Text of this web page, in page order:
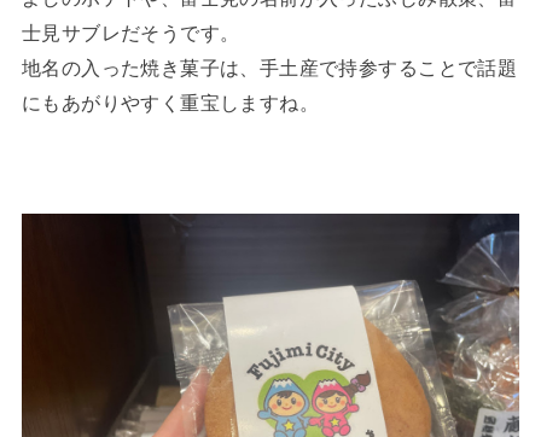
士見サブレだそうです。
地名の入った焼き菓子は、手土産で持参することで話題
にもあがりやすく重宝しますね。